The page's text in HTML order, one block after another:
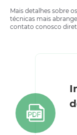
Mais detalhes sobre
técnicas mais
contato conosco
